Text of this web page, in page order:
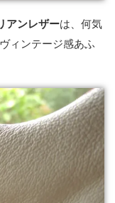
アンレザーは、何気
ィンテージ感あふ